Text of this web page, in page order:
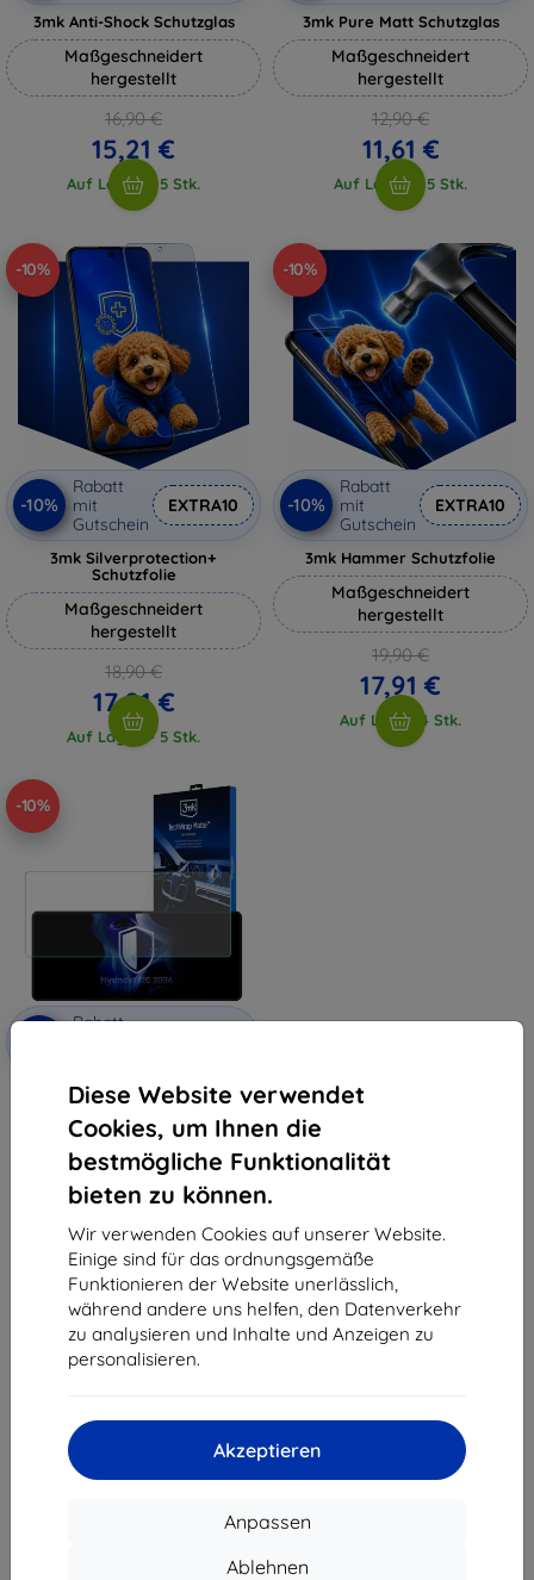
Diese Website verwendet
Cookies, um Ihnen die
bestmögliche Funktionalität
bieten zu können.
Wir verwenden Cookies auf unserer Website.
Einige sind für das ordnungsgemäße
Funktionieren der Website unerlässlich,
während andere uns helfen, den Datenverkehr
zu analysieren und Inhalte und Anzeigen zu
personalisieren.
Akzeptieren
Anpassen
Ablehnen
3mk Anti-Shock Schutzglas
Maßgeschneidert
hergestellt
16,90 €
15,21 €
Auf Lager > 5 Stk.
3mk Pure Matt Schutzglas
Maßgeschneidert
hergestellt
12,90 €
11,61 €
Auf Lager > 5 Stk.
-10%
-10%
Rabatt
mit
Gutschein
EXTRA10
3mk Silverprotection+
Schutzfolie
Maßgeschneidert
hergestellt
18,90 €
17,01 €
Auf Lager > 5 Stk.
-10%
-10%
Rabatt
mit
Gutschein
EXTRA10
3mk Hammer Schutzfolie
Maßgeschneidert
hergestellt
19,90 €
17,91 €
Auf Lager 4 Stk.
-10%
Rabatt
3mk TechWrap Matte
Displayschutzfolie für das
mittlere Display Hyundai i20
2024-
34,90 €
31,42 €
Auf Lager 4 Stk.
vom ganzen5.
«